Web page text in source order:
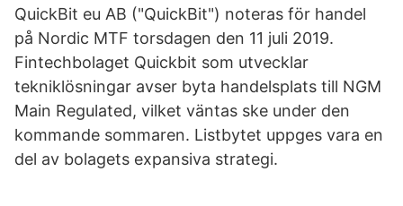
QuickBit eu AB ("QuickBit") noteras för handel
på Nordic MTF torsdagen den 11 juli 2019.
Fintechbolaget Quickbit som utvecklar
tekniklösningar avser byta handelsplats till NGM
Main Regulated, vilket väntas ske under den
kommande sommaren. Listbytet uppges vara en
del av bolagets expansiva strategi.